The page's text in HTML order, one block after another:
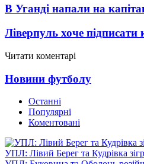
В Уганді напали на
Ліверпуль хоче підписати
Читати коментарі
Новини футболу
Останні
Популярні
Коментовані
УПЛ: Лівий Берег та Кудрівка